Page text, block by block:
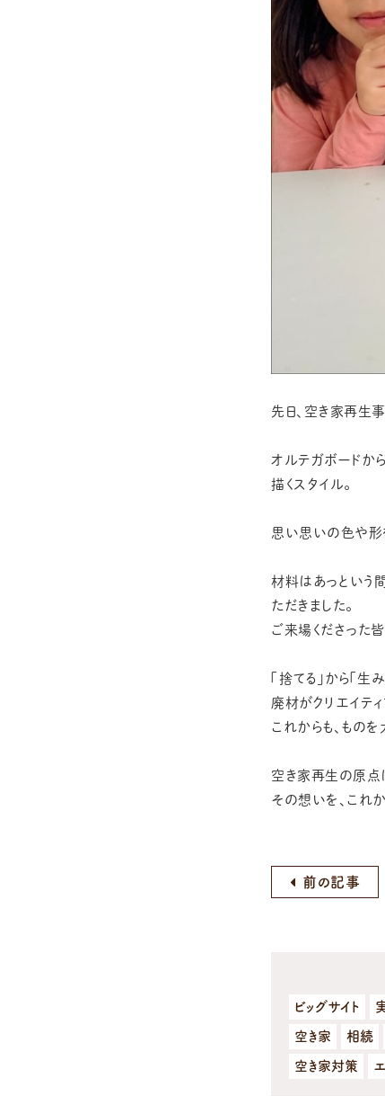
先日、空き家再生
オルテガボードか
描くスタイル。
思い思いの色や形
材料はあっという
ただきました。
ご来場くださった皆
「捨てる」から「生
廃材がクリエイテ
これからも、もの
空き家再生の原点
その想いを、これ
前の記事
ビッグサイト
空き家 相続
空き家対策